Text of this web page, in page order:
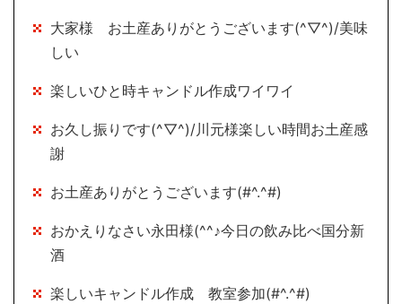
大家様 お土産ありがとうございます(^▽^)/美味
しい
楽しいひと時キャンドル作成ワイワイ
お久し振りです(^▽^)/川元様楽しい時間お土産感
謝
お土産ありがとうございます(#^.^#)
おかえりなさい永田様(^^♪今日の飲み比べ国分新
酒
楽しいキャンドル作成 教室参加(#^.^#)